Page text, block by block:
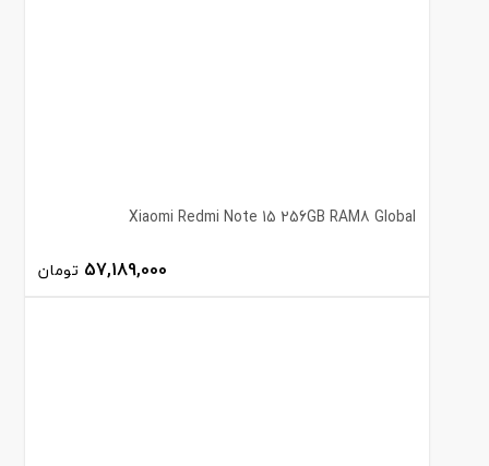
Xiaomi Redmi Note 15 256GB RAM8 Global
57,189,000 تومان